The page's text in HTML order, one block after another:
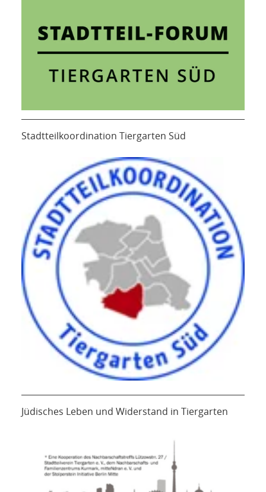
Stadtteilkoordination Tiergarten Süd
Jüdisches Leben und Widerstand in Tiergarten